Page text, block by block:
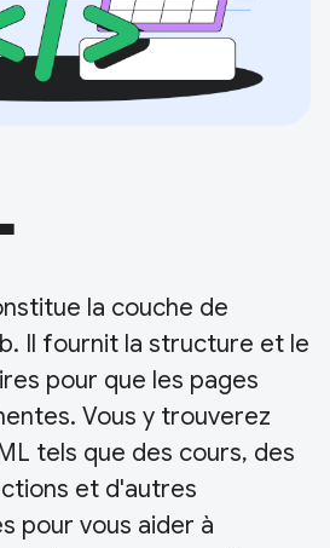
la couche de
Il fournit la structure et le
pour que les pages
Vous y trouverez
tels que des cours, des
et d'autres
pour vous aider à